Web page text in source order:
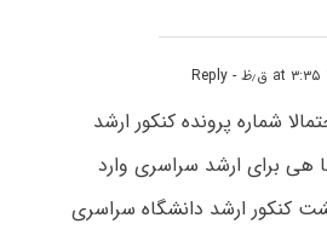
- Reply
شماره پرونده کنکور ارشد
هی برای ارشد سراسری وارد
و ۱۷اردیبهشت کنکور ارشد دانشگاه سراسری